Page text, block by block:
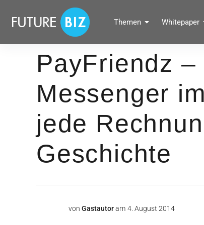
überspringen
FUTUREBIZ
Social Media Marketing Blog für Unternehmen by
Themen Whitepaper
PayFriendz
Messenger
jede
Geschichte
von Gastautoram 4. August 2014